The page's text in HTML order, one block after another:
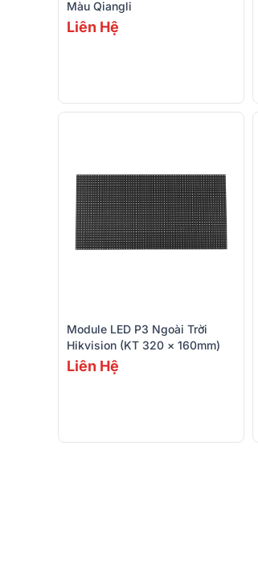
Màu Qiangli
Liên Hệ
Module LED P3 Ngoài Trời
Hikvision (KT 320 × 160mm)
Liên Hệ